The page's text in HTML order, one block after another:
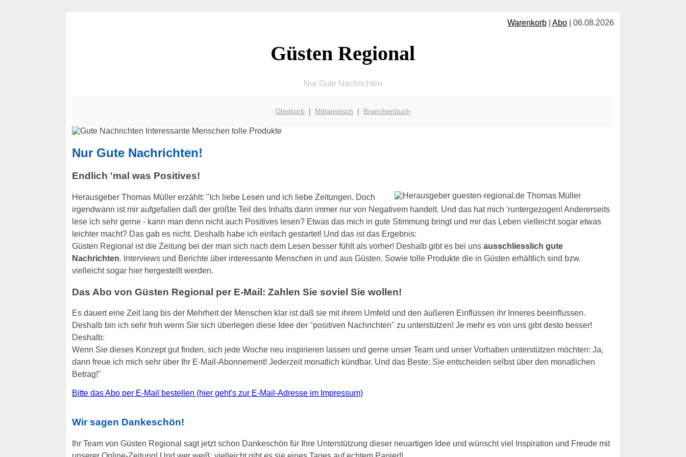
Warenkorb |Abo | 06.08.2026
Güsten Regional
Nur Gute Nachrichten
Obstkorb | Mittagstisch | Branchenbuch
Nur Gute Nachrichten!
Endlich 'mal was Positives!
Herausgeber Thomas Müller erzählt: "Ich liebe Lesen und ich liebe Zeitungen. Doch
irgendwann ist mir aufgefallen daß der größte Teil des Inhalts darin immer nur von Negativem handelt. Und das hat mich 'runtergezogen! Andererseits
lese ich sehr gerne - kann man denn nicht auch Positives lesen? Etwas das mich in gute Stimmung bringt und mir das Leben vielleicht sogar etwas
leichter macht? Das gab es nicht. Deshalb habe ich einfach gestartet! Und das ist das Ergebnis:
Güsten Regional ist die Zeitung bei der man sich nach dem Lesen besser fühlt als vorher! Deshalb gibt es bei uns ausschliesslich gute
Nachrichten. Interviews und Berichte über interessante Menschen in und aus Güsten. Sowie tolle Produkte die in Güsten erhältlich sind bzw.
vielleicht sogar hier hergestellt werden.
Das Abo von Güsten Regional per E-Mail: Zahlen Sie soviel Sie wollen!
Es dauert eine Zeit lang bis der Mehrheit der Menschen klar ist daß sie mit ihrem Umfeld und den äußeren Einflüssen ihr Inneres beeinflussen.
Deshalb bin ich sehr froh wenn Sie sich überlegen diese Idee der "positiven Nachrichten" zu unterstützen! Je mehr es von uns gibt desto besser!
Deshalb:
Wenn Sie dieses Konzept gut finden, sich jede Woche neu inspirieren lassen und gerne unser Team und unser Vorhaben unterstützen möchten: Ja,
dann freue ich mich sehr über Ihr E-Mail-Abonnement! Jederzeit monatlich kündbar. Und das Beste: Sie entscheiden selbst über den monatlichen
Betrag!"
Bitte das Abo per E-Mail bestellen (hier geht's zur E-Mail-Adresse im Impressum)
Wir sagen Dankeschön!
Ihr Team von Güsten Regional sagt jetzt schon Dankeschön für Ihre Unterstützung dieser neuartigen Idee und wünscht viel Inspiration und Freude mit